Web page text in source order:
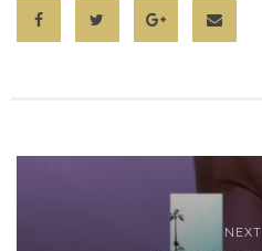
NEXT